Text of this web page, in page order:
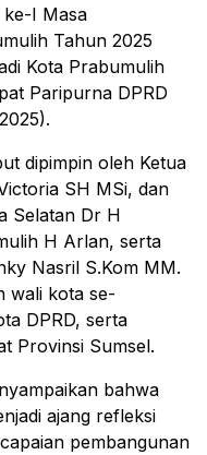
ke-I Masa
Tahun 2025
Kota Prabumulih
Paripurna DPRD
dipimpin oleh Ketua
SH MSi, dan
Selatan Dr H
H Arlan, serta
Nasril S.Kom MM.
wali kota se-
DPRD, serta
Provinsi Sumsel.
bahwa
ajang refleksi
pembangunan